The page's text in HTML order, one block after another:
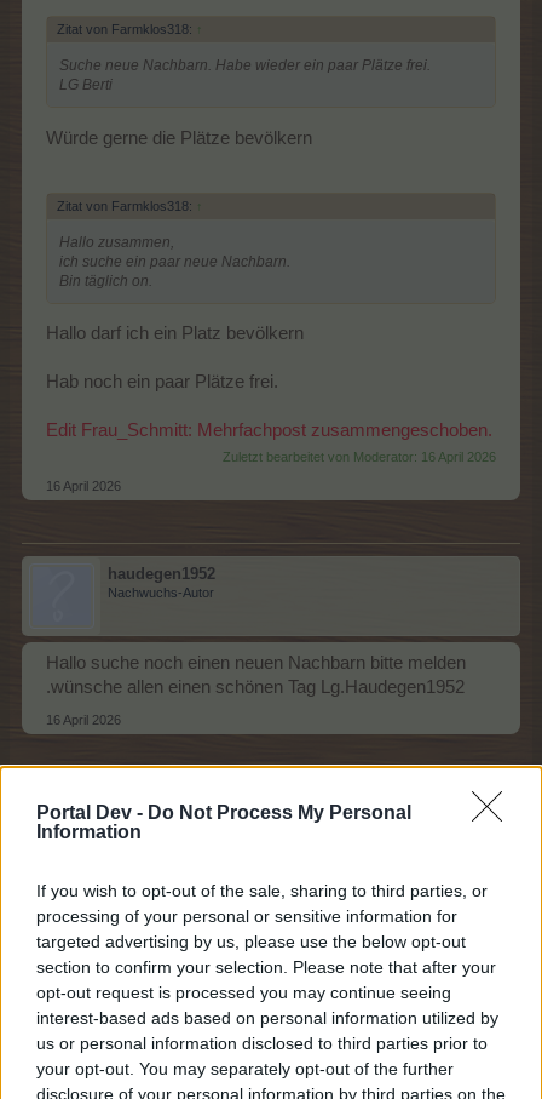
Portal Dev - Do Not Process My Personal
Information
If you wish to opt-out of the sale, sharing to third parties, or
processing of your personal or sensitive information for
targeted advertising by us, please use the below opt-out
section to confirm your selection. Please note that after your
opt-out request is processed you may continue seeing
interest-based ads based on personal information utilized by
us or personal information disclosed to third parties prior to
your opt-out. You may separately opt-out of the further
disclosure of your personal information by third parties on the
Zitat von Farmklos318: ↑
Suche neue Nachbarn. Habe wieder ein paar Plätze frei.
LG Berti
Würde gerne die Plätze bevölkern
Zitat von Farmklos318: ↑
Hallo zusammen,
ich suche ein paar neue Nachbarn.
Bin täglich on.
Hallo darf ich ein Platz bevölkern
Hab noch ein paar Plätze frei.
Edit Frau_Schmitt: Mehrfachpost zusammengeschoben.
Zuletzt bearbeitet von Moderator: 16 April 2026
16 April 2026
haudegen1952
Nachwuchs-Autor
Hallo suche noch einen neuen Nachbarn bitte melden
.wünsche allen einen schönen Tag Lg.Haudegen1952
16 April 2026
Inge1612
Nachwuchs-Autor
hallo zusammen, suche nette Nachbarn. freue mich auf
euch. lb.Gr.
16 April 2026
gardenie73
Foren-Grünschnabel